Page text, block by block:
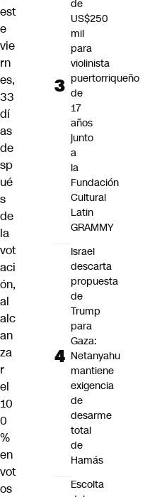
est
e
vie
rn
es,
33
dí
as
de
sp
ué
s
de
la
vot
aci
ón,
al
alc
an
za
r
el
10
0
%
en
vot
os
de
US$250
mil
para
violinista
puertorriqueño
de
17
años
junto
a
la
Fundación
Cultural
Latin
GRAMMY
Israel
descarta
propuesta
de
Trump
para
Gaza:
Netanyahu
mantiene
exigencia
de
desarme
total
de
Hamás
Escolta